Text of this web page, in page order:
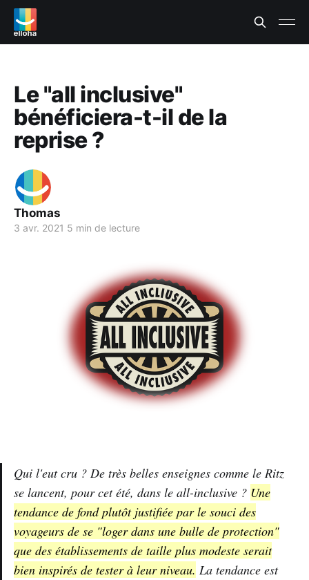
Le "all inclusive"
bénéficiera-t-il de la
reprise ?
Thomas
3 avr. 2021 5 min de lecture
Qui l'eut cru ? De très belles enseignes comme le Ritz
se lancent, pour cet été, dans le all-inclusive ? Une
tendance de fond plutôt justifiée par le souci des
voyageurs de se "loger dans une bulle de protection"
que des établissements de taille plus modeste serait
bien inspirés de tester à leur niveau. La tendance est